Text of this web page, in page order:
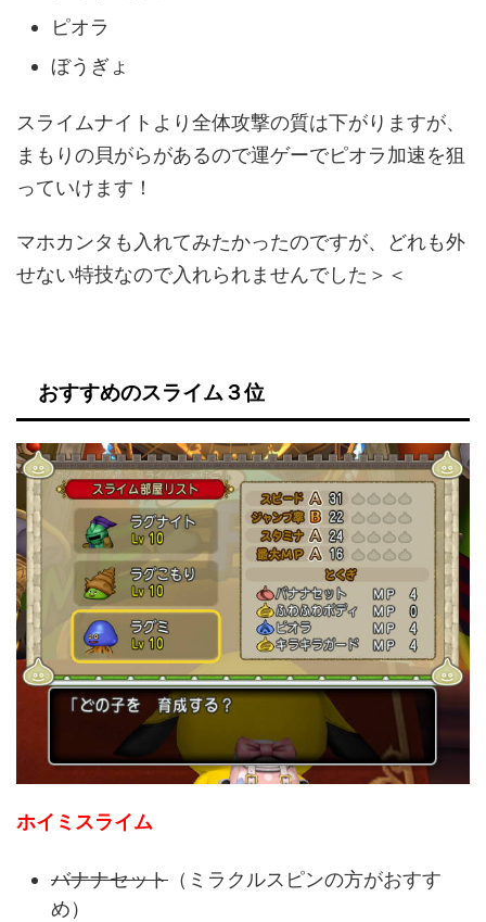
ピオラ
ぼうぎょ
スライムナイトより全体攻撃の質は下がりますが、
まもりの貝がらがあるので運ゲーでピオラ加速を狙
っていけます！
マホカンタも入れてみたかったのですが、どれも外
せない特技なので入れられませんでした＞＜
おすすめのスライム３位
ホイミスライム
バナナセット （ミラクルスピンの方がおすす
め）